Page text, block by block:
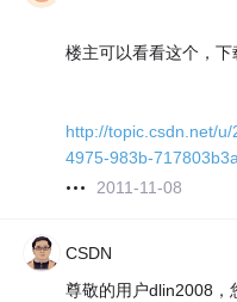
楼主可以看看这个，
http://topic.csdn.net/
4975-983b-
2011-11-08
CSDN
尊敬的用户dlin2008，